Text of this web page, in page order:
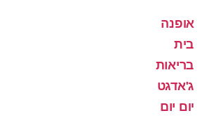
אופנה
בית
בריאות
ג'אדגט
יום יום